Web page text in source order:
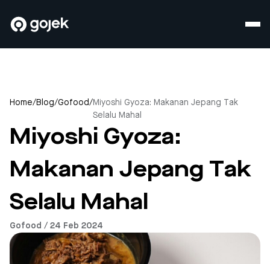
Home/Blog/Gofood/Miyoshi Gyoza: Makanan Jepang Tak
Selalu Mahal
Miyoshi Gyoza:
Makanan Jepang Tak
Selalu Mahal
Gofood / 24 Feb 2024